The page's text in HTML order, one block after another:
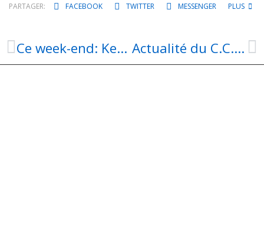
PARTAGER: FACEBOOK TWITTER MESSENGER PLUS
Ce week-end: Kermesse, Fête de la musique, Tournoi Interprofessionnel de Football Actualité du C.C.A.S. d’Aubin